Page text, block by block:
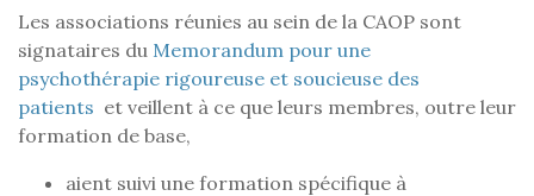
Les associations réunies au sein de la CAOP sont
signataires du Memorandum pour une
psychothérapie rigoureuse et soucieuse des
patients et veillent à ce que leurs membres, outre leur
formation de base,
aient suivi une formation spécifique à